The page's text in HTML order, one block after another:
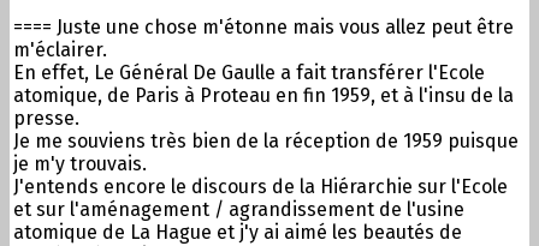
==== Juste une chose m'étonne mais vous allez peut être
m'éclairer.
En effet, Le Général De Gaulle a fait transférer l'Ecole
atomique, de Paris à Proteau en fin 1959, et à l'insu de la
presse.
Je me souviens très bien de la réception de 1959 puisque
je m'y trouvais.
J'entends encore le discours de la Hiérarchie sur l'Ecole
et sur l'aménagement / agrandissement de l'usine
atomique de La Hague et j'y ai aimé les beautés de